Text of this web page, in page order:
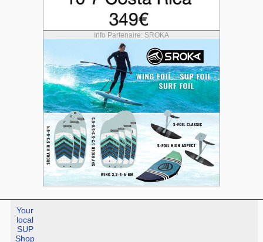
Info Partenaire: SROKA
Your
local
SUP
Shop